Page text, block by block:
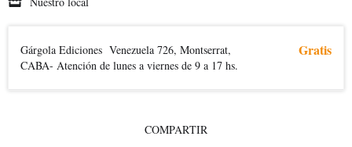
Gárgola Ediciones Venezuela 726, Montserrat,
CABA- Atención de lunes a viernes de 9 a 17 hs.
Gratis
COMPARTIR